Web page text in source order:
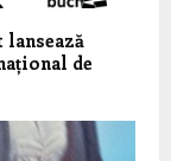
lansează
de